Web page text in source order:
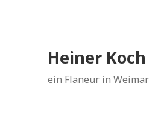
Heiner Koch
ein Flaneur in Weimar